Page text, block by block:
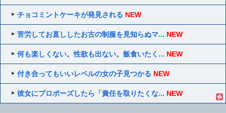
チョコミントケーキが発見される NEW
苦労してお直ししたお古の制服を見知らぬマ... NEW
何も楽しくない。性欲も出ない。飯食いたく... NEW
付き合ってもいいレベルの女の子見つかる NEW
彼女にプロポーズしたら「責任を取りたくな... NEW